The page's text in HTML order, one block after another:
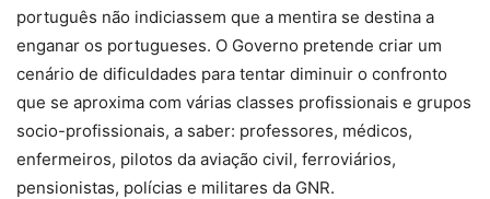
português não indiciassem que a mentira se destina a
enganar os portugueses. O Governo pretende criar um
cenário de dificuldades para tentar diminuir o confronto
que se aproxima com várias classes profissionais e grupos
socio-profissionais, a saber: professores, médicos,
enfermeiros, pilotos da aviação civil, ferroviários,
pensionistas, polícias e militares da GNR.